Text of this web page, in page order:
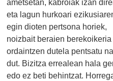
ametsetan, kabroiak izan
eta lagun hurkoari
egin dioten pertsona horiek,
noizbait beraien berekoikeria
ordaintzen dutela pentsatu
dut. Bizitza errealean hala
edo ez beti behintzat.